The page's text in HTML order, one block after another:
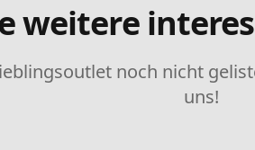
weitere
noch nicht
uns!